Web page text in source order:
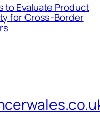
to Evaluate Product
for Cross-Border